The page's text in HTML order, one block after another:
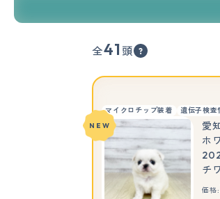
全41 頭
マイクロチップ装着 遺伝子検査
NEW
愛
ホ
チ
価格: